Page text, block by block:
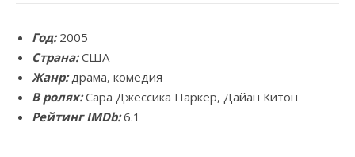
Год:2005
Страна:США
Жанр:драма, комедия
В ролях:Сара Джессика Паркер, Дайан Китон
Рейтинг IMDb:6.1